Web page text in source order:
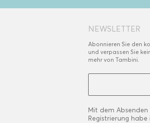
NEWSLETTER
Abonnieren Sie den
und verpassen Sie
mehr von Tambini.
Mit dem
Registrierung habe